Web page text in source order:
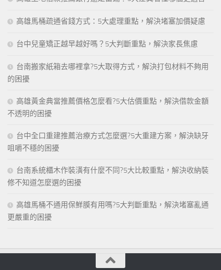
高雄馬桶疏通省錢方式：5大處理重點，解決堵塞加價疑慮
台中兒童矯正越早越好嗎？5大判斷重點，解決家長焦慮
台南搬家紙箱去哪裡拿?5大取得方式，解決打包材料不夠用
的困擾
高雄黃金典當推薦價格怎麼看?5大估價重點，解決借款金額
不透明的困擾
台中全口重建推薦治療方式怎麼選?5大重建方案，解決缺牙
咀嚼不穩的困擾
台南系統櫃木作裝潢有什麼不同?5大比較重點，解決收納裝
修不知道怎麼選的困擾
高雄馬桶不通用保鮮膜有用嗎?5大判斷重點，解決堵塞亂通
更嚴重的困擾